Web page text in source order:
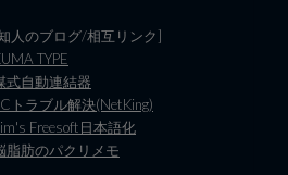
人のブログ/相互リンク]
TYPE
式自動連結器
トラブル解決(NetKing)
Freesoft日本語化
脂肪のパクリメモ